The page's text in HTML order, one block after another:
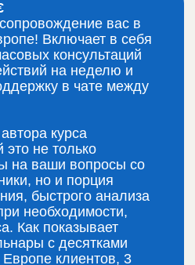
встречу
3
поток
дальше
выведения
минутная
формата
что